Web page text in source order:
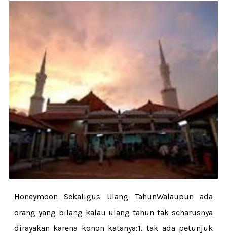
Honeymoon Sekaligus Ulang TahunWalaupun ada
orang yang bilang kalau ulang tahun tak seharusnya
dirayakan karena konon katanya:1. tak ada petunjuk